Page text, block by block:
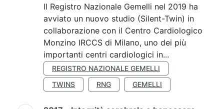
Il Registro Nazionale Gemelli nel 2019 ha
avviato un nuovo studio (Silent-Twin) in
collaborazione con il Centro Cardiologico
Monzino IRCCS di Milano, uno dei più
importanti centri cardiologici in...
REGISTRO NAZIONALE GEMELLI
TWINS
RNG GEMELLI